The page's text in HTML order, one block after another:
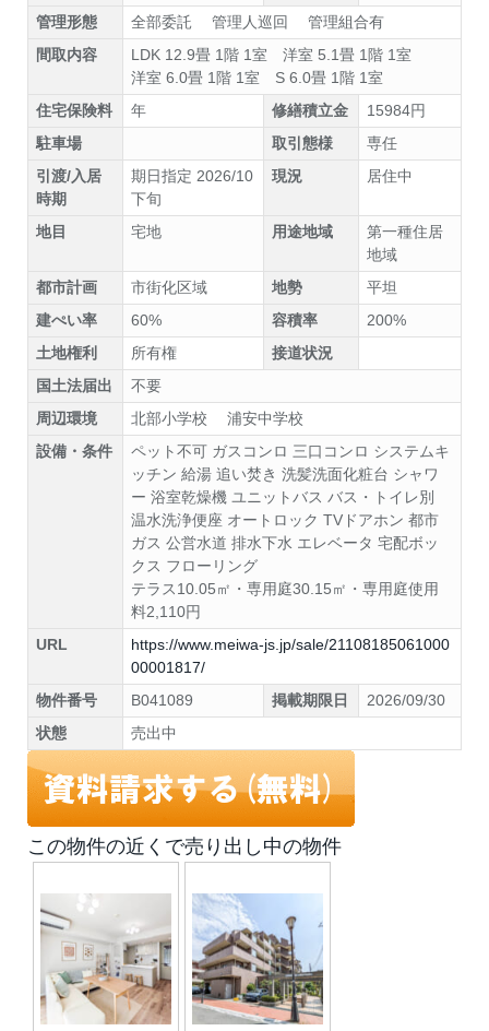
管理形態
全部委託 管理人巡回 管理組合有
間取内容
LDK 12.9畳 1階 1室
洋室 5.1畳 1階 1室
洋室 6.0畳 1階 1室
S 6.0畳 1階 1室
住宅保険料
年 修繕積立金
15984円
駐車場
取引態様
専任
引渡/入居
時期
期日指定 2026/10
下旬
現況 居住中
地目 宅地 用途地域
第一種住居
地域
都市計画
市街化区域 地勢
平坦
建ぺい率
60% 容積率
200%
土地権利
所有権
接道状況
国土法届出
不要
周辺環境
北部小学校 浦安中学校
設備・条件
ペット不可 ガスコンロ 三口コンロ システムキ
ッチン 給湯 追い焚き 洗髪洗面化粧台 シャワ
ー 浴室乾燥機 ユニットバス バス・トイレ別
温水洗浄便座 オートロック TVドアホン 都市
ガス 公営水道 排水下水 エレベータ 宅配ボッ
クス フローリング
テラス10.05㎡・専用庭30.15㎡・専用庭使用
料2,110円
URL
https://www.meiwa-js.jp/sale/21108185061000
00001817/
物件番号
B041089 掲載期限日
2026/09/30
状態
売出中
この物件の近くで売り出し中の物件